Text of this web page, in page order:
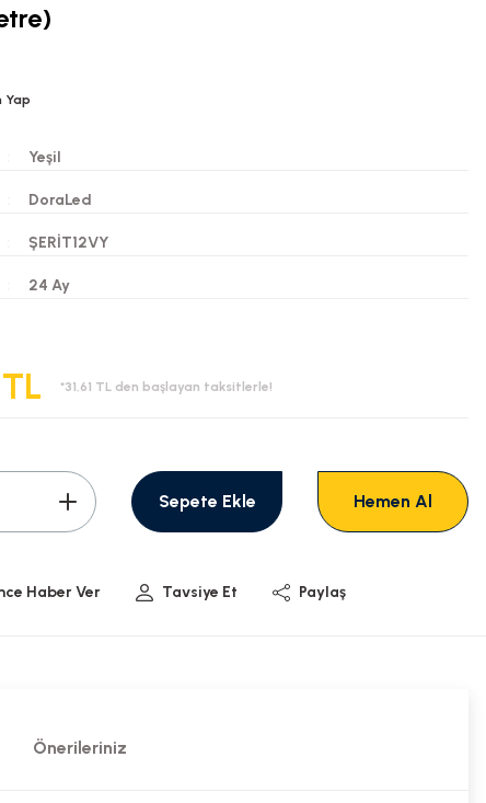
Yap
Yeşil
DoraLed
ŞERİT12VY
24 Ay
*31,61 TL den başlayan taksitlerle!
Sepete Ekle Hemen Al
Haber Ver Tavsiye Et Paylaş
Önerileriniz